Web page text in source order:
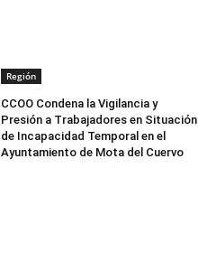
Región
CCOO Condena la Vigilancia y
Presión a Trabajadores en Situación
de Incapacidad Temporal en el
Ayuntamiento de Mota del Cuervo